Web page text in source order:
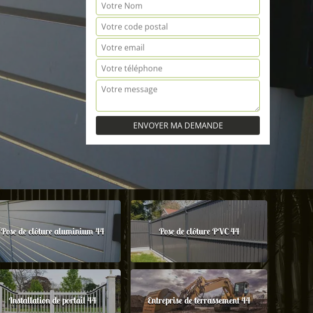
Pose de clôture aluminium 44 Pose de clôture PVC 44
Installation de portail 44 Entreprise de terrassement 44